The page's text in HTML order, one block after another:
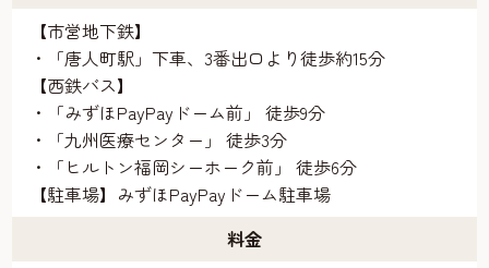
【市営地下鉄】
・「唐人町駅」下車、3番出口より徒歩約15分
【西鉄バス】
・「みずほPayPayドーム前」 徒歩9分
・「九州医療センター」 徒歩3分
・「ヒルトン福岡シーホーク前」 徒歩6分
【駐車場】みずほPayPayドーム駐車場
料金